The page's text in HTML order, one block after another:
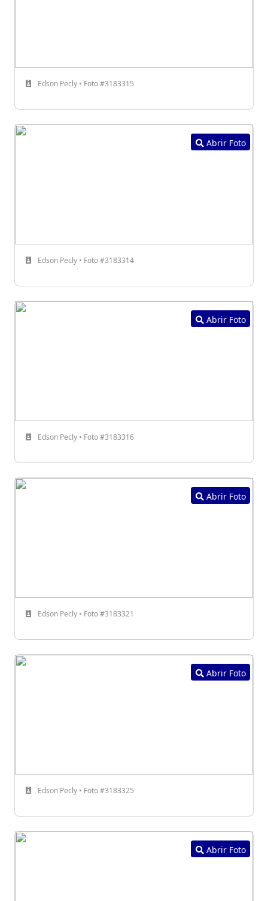
Edson Pecly • Foto #3183315
Abrir Foto
Edson Pecly • Foto #3183314
Abrir Foto
Edson Pecly • Foto #3183316
Abrir Foto
Edson Pecly • Foto #3183321
Abrir Foto
Edson Pecly • Foto #3183325
Abrir Foto